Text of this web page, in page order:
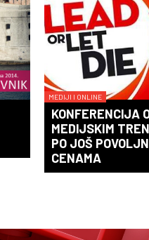
MEDIJI I ONLINE
KONFERENCIJA
MEDIJSKIM
PO JOŠ
CENAMA